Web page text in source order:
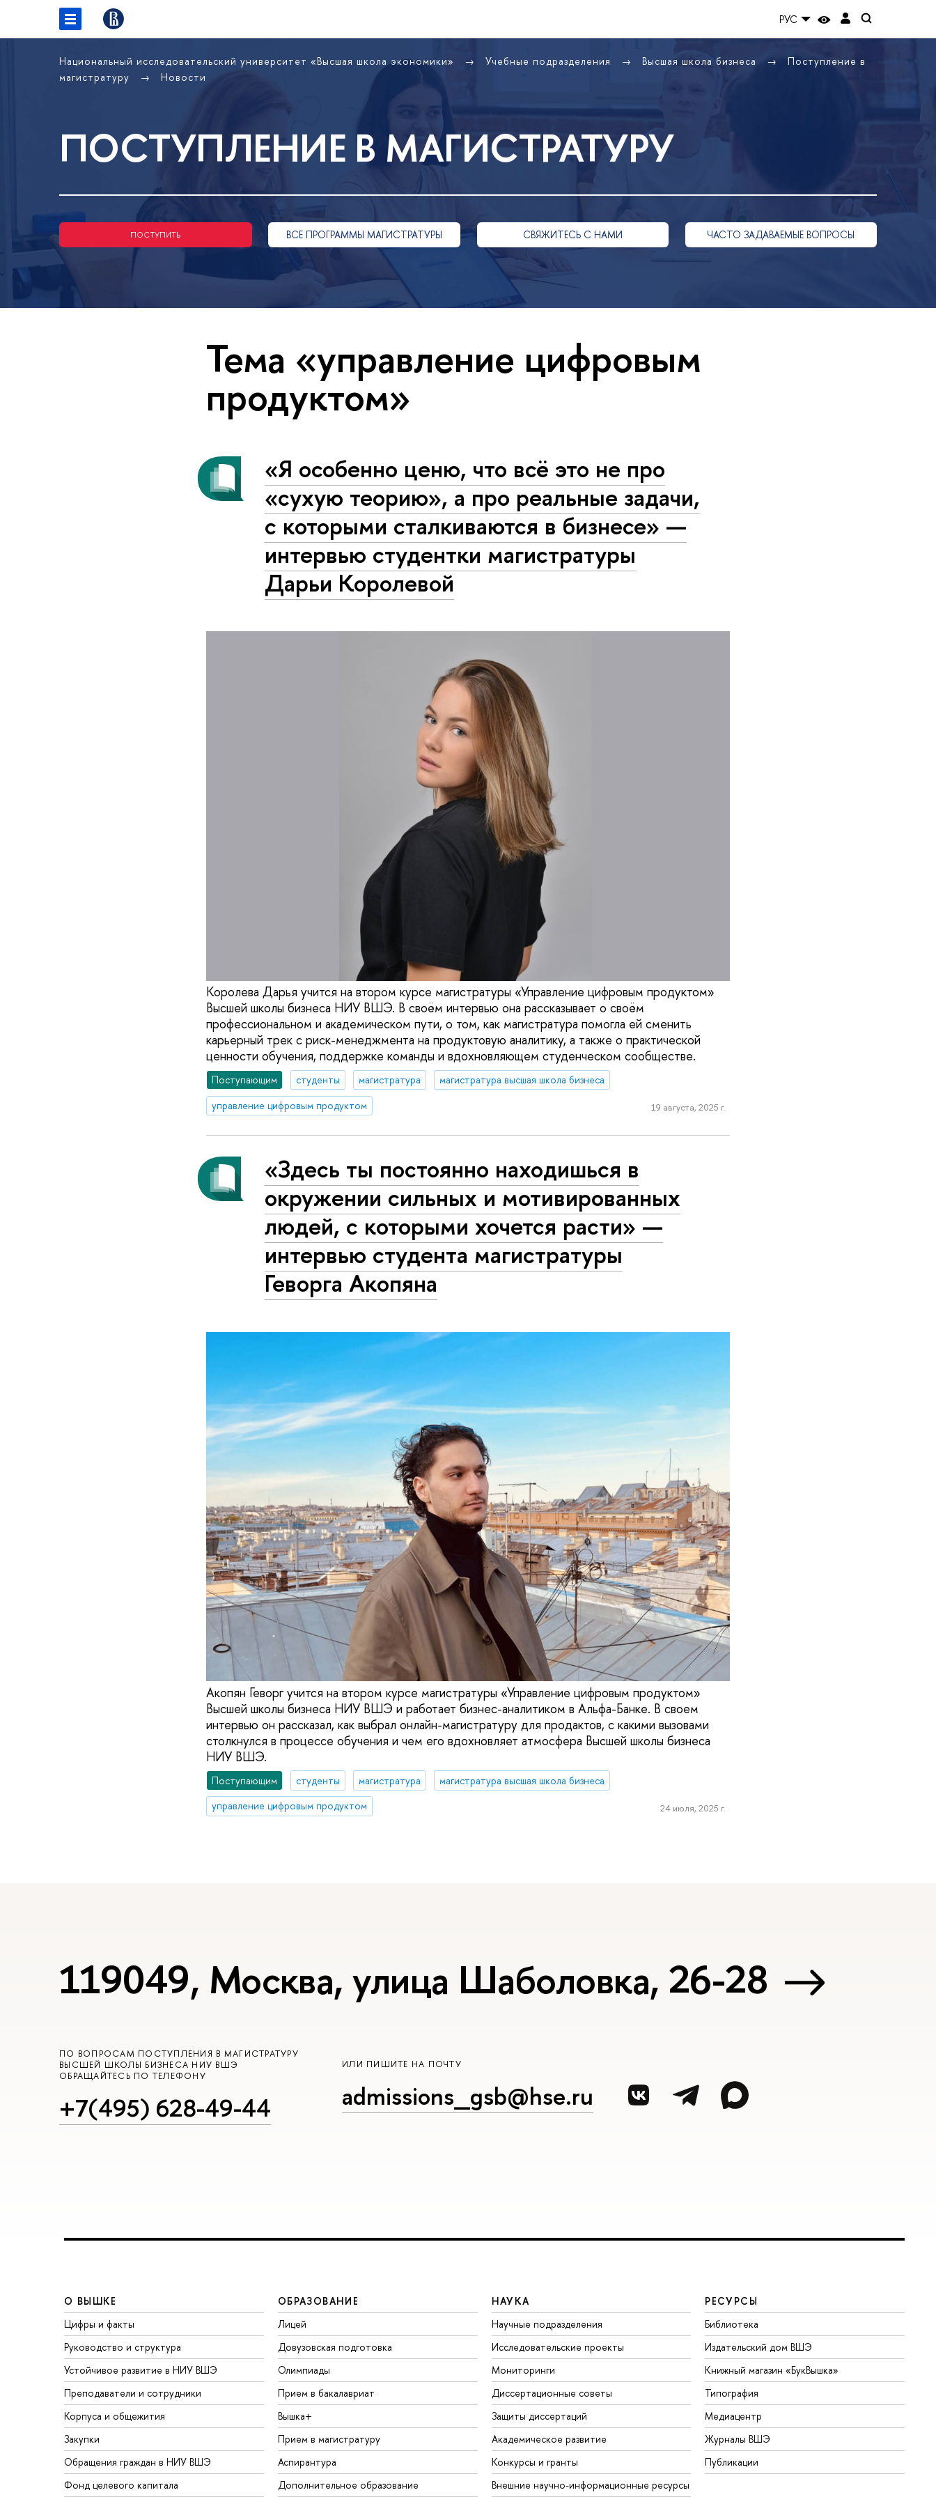
РУС
Национальный исследовательский университет «Высшая школа экономики» Учебные подразделения Высшая школа бизнеса
Поступление в
магистратуру
Новости
ПОСТУПЛЕНИЕ В МАГИСТРАТУРУ
ПОСТУПИТЬ ВСЕ ПРОГРАММЫ МАГИСТРАТУРЫ СВЯЖИТЕСЬ С НАМИ ЧАСТО ЗАДАВАЕМЫЕ ВОПРОСЫ
Тема «управление цифровым
продуктом»
«Я особенно ценю, что всё это не про
«сухую теорию», а про реальные задачи,
с которыми сталкиваются в бизнесе» —
интервью студентки магистратуры
Дарьи Королевой
Королева Дарья учится на втором курсе магистратуры «Управление цифровым продуктом»
Высшей школы бизнеса НИУ ВШЭ. В своём интервью она рассказывает о своём
профессиональном и академическом пути, о том, как магистратура помогла ей сменить
карьерный трек с риск-менеджмента на продуктовую аналитику, а также о практической
ценности обучения, поддержке команды и вдохновляющем студенческом сообществе.
Поступающим студенты магистратура
магистратура высшая школа бизнеса
управление цифровым продуктом
19 августа, 2025 г.
«Здесь ты постоянно находишься в
окружении сильных и мотивированных
людей, с которыми хочется расти» —
интервью студента магистратуры
Геворга Акопяна
Акопян Геворг учится на втором курсе магистратуры «Управление цифровым продуктом»
Высшей школы бизнеса НИУ ВШЭ и работает бизнес-аналитиком в Альфа-Банке. В своем
интервью он рассказал, как выбрал онлайн-магистратуру для продактов, с какими вызовами
столкнулся в процессе обучения и чем его вдохновляет атмосфера Высшей школы бизнеса
НИУ ВШЭ.
Поступающим студенты магистратура
магистратура высшая школа бизнеса
управление цифровым продуктом
24 июля, 2025 г.
119049, Москва, улица Шаболовка, 26-28
ПО ВОПРОСАМ ПОСТУПЛЕНИЯ В МАГИСТРАТУРУ
ВЫСШЕЙ ШКОЛЫ БИЗНЕСА НИУ ВШЭ
ОБРАЩАЙТЕСЬ ПО ТЕЛЕФОНУ
+7(495) 628-49-44
ИЛИ ПИШИТЕ НА ПОЧТУ
admissions_gsb@hse.ru
О ВЫШКЕ
Цифры и факты
Руководство и структура
Устойчивое развитие в НИУ ВШЭ
Преподаватели и сотрудники
Корпуса и общежития
Закупки
Обращения граждан в НИУ ВШЭ
Фонд целевого капитала
ОБРАЗОВАНИЕ
Лицей
Довузовская подготовка
Олимпиады
Прием в бакалавриат
Вышка+
Прием в магистратуру
Аспирантура
Дополнительное образование
НАУКА
Научные подразделения
Исследовательские проекты
Мониторинги
Диссертационные советы
Защиты диссертаций
Академическое развитие
Конкурсы и гранты
Внешние научно-информационные ресурсы
РЕСУРСЫ
Библиотека
Издательский дом ВШЭ
Книжный магазин «БукВышка»
Типография
Медиацентр
Журналы ВШЭ
Публикации